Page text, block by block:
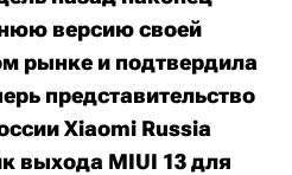
версию своей
рынке и подтвердила
представительство
Xiaomi Russia
выхода MIUI 13 для